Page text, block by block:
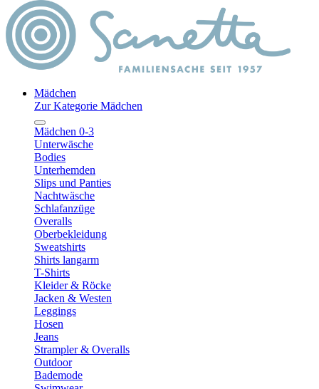
Mädchen
Zur Kategorie Mädchen
Mädchen 0-3
Unterwäsche
Bodies
Unterhemden
Slips und Panties
Nachtwäsche
Schlafanzüge
Overalls
Oberbekleidung
Sweatshirts
Shirts langarm
T-Shirts
Kleider & Röcke
Jacken & Westen
Leggings
Hosen
Jeans
Strampler & Overalls
Outdoor
Bademode